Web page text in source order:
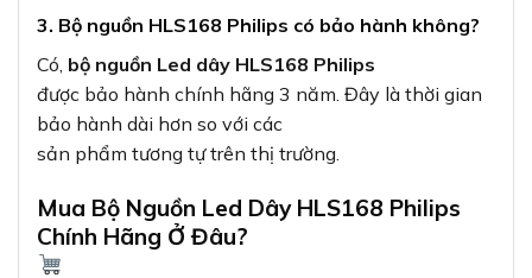
3. Bộ nguồn HLS168 Philips có bảo hành không?
Có, bộ nguồn Led dây HLS168 Philips
được bảo hành chính hãng 3 năm. Đây là thời gian
bảo hành dài hơn so với các
sản phẩm tương tự trên thị trường.
Mua Bộ Nguồn Led Dây HLS168 Philips
Chính Hãng Ở Đâu?